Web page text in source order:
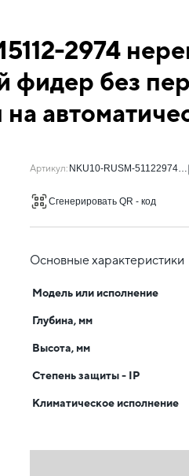
2974
фидер без
на
Артикул: NKU10-RUSM-51122974-
Сгенерировать QR - код
Основные характеристики
Модель или исполнение
Глубина, мм
Высота, мм
Степень защиты - IP
Климатическое исполнение